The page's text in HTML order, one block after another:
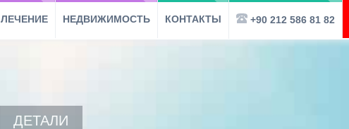
ЛЕЧЕНИЕ НЕДВИЖИМОСТЬ КОНТАКТЫ +90 212 586 81 82
ДЕТАЛИ